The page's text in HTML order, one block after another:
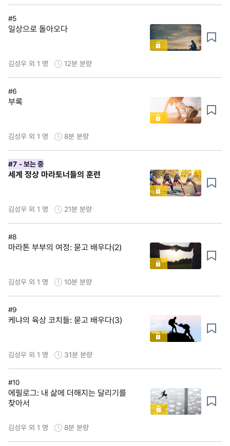
#5
일상으로 돌아오다
김성우 외 1 명 12분 분량
#6
부록
김성우 외 1 명 8분 분량
#7 - 보는 중
세계 정상 마라토너들의 훈련
김성우 외 1 명 21분 분량
#8
마라톤 부부의 여정: 묻고 배우다(2)
김성우 외 1 명 10분 분량
#9
케냐의 육상 코치들: 묻고 배우다(3)
김성우 외 1 명 31분 분량
#10
에필로그: 내 삶에 더해지는 달리기를
찾아서
김성우 외 1 명 8분 분량